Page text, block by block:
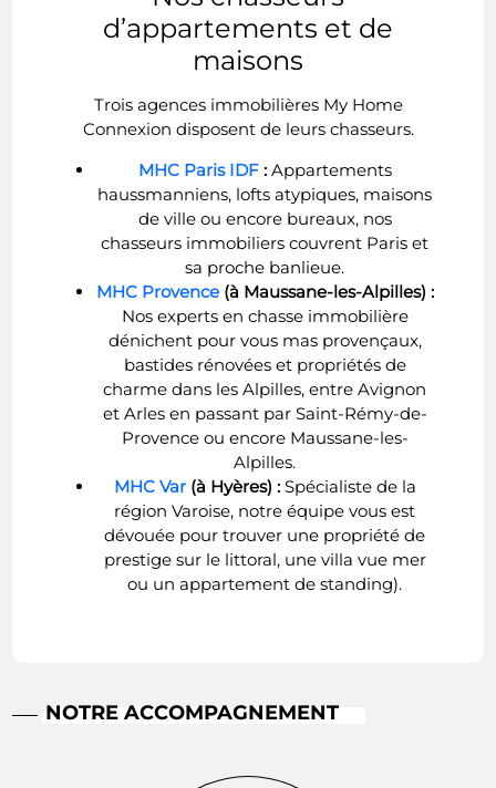
d’appartements et de
maisons
Trois agences immobilières My Home
Connexion disposent de leurs chasseurs.
MHC Paris IDF:Appartements
haussmanniens, lofts atypiques, maisons
de ville ou encore bureaux, nos
chasseurs immobiliers couvrent Paris et
sa proche banlieue.
MHC Provence(à Maussane-les-Alpilles) :
Nos experts en chasse immobilière
dénichent pour vous mas provençaux,
bastides rénovées et propriétés de
charme dans les Alpilles, entre Avignon
et Arles en passant par Saint-Rémy-de-
Provence ou encore Maussane-les-
Alpilles.
MHC Var(à Hyères) :Spécialiste de la
région Varoise, notre équipe vous est
dévouée pour trouver une propriété de
prestige sur le littoral, une villa vue mer
ou un appartement de standing).
NOTRE ACCOMPAGNEMENT